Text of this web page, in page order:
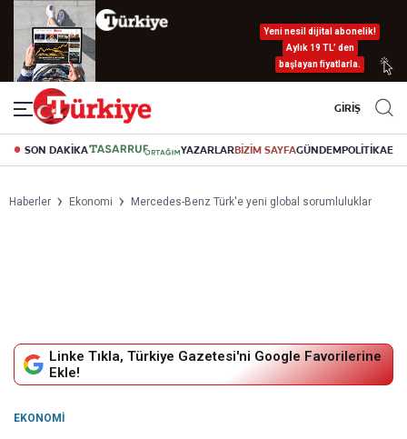
Yeni nesil dijital abonelik!
Aylık 19 TL’ den
başlayan fiyatlarla.
GİRİŞ
SON DAKİKA YAZARLARBİZİM SAYFAGÜNDEMPOLİTİKA
Haberler Ekonomi Mercedes-Benz Türk'e yeni global sorumluluklar
Linke Tıkla, Türkiye Gazetesi'ni Google Favorilerine
Ekle!
EKONOMI